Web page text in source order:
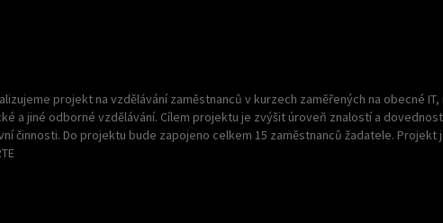
projekt na vzdělávání zaměstnanců v kurzech zaměřených na obecné
a jiné odborné vzdělávání. Cílem projektu je zvýšit úroveň znalostí a
činnosti. Do projektu bude zapojeno celkem 15 zaměstnanců žadatele. Projekt